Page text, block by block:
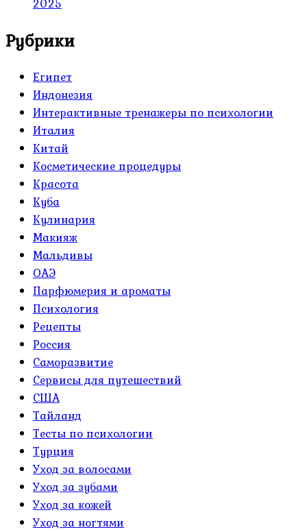
2025
Рубрики
Египет
Индонезия
Интерактивные тренажеры по психологии
Италия
Китай
Косметические процедуры
Красота
Куба
Кулинария
Макияж
Мальдивы
ОАЭ
Парфюмерия и ароматы
Психология
Рецепты
Россия
Саморазвитие
Сервисы для путешествий
США
Тайланд
Тесты по психологии
Турция
Уход за волосами
Уход за зубами
Уход за кожей
Уход за ногтями